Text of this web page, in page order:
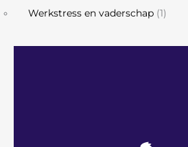
Werkstress en vaderschap (1)